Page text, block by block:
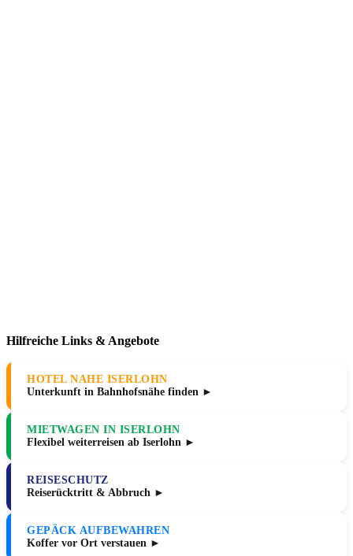
Hilfreiche Links & Angebote
HOTEL NAHE ISERLOHN
Unterkunft in Bahnhofsnähe finden ►
MIETWAGEN IN ISERLOHN
Flexibel weiterreisen ab Iserlohn ►
REISESCHUTZ
Reiserücktritt & Abbruch ►
GEPÄCK AUFBEWAHREN
Koffer vor Ort verstauen ►